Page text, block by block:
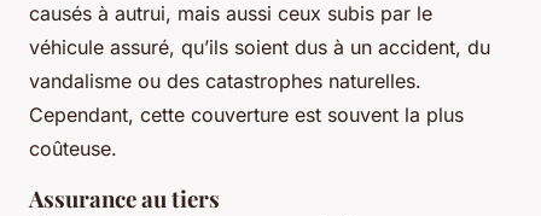
causés à autrui, mais aussi ceux subis par le
véhicule assuré, qu’ils soient dus à un accident, du
vandalisme ou des catastrophes naturelles.
Cependant, cette couverture est souvent la plus
coûteuse.
Assurance au tiers